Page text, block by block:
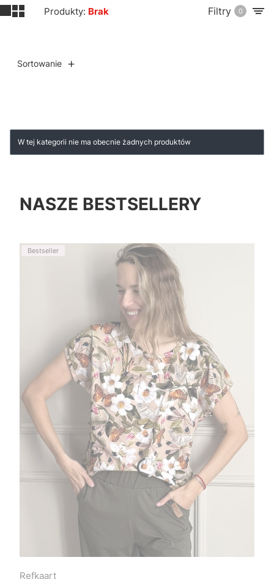
Produkty: Brak Filtry 0
Sortowanie
Lista produktów
W tej kategorii nie ma obecnie żadnych produktów
NASZE BESTSELLERY
Bestseller
Refkaart